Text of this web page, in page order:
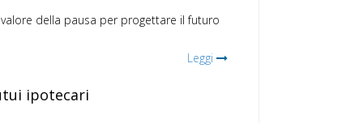
valore della pausa per progettare il futuro
Leggi
ipotecari